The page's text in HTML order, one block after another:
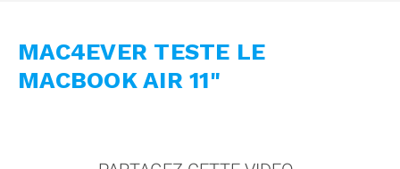
MAC4EVER TESTE LE
MACBOOK AIR 11"